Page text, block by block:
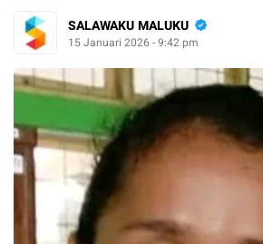
SALAWAKU MALUKU
15 Januari 2026 - 9:42 pm